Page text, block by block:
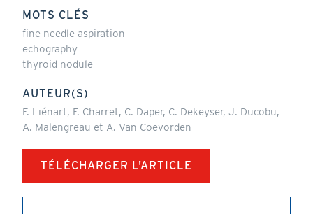
MOTS CLÉS
fine needle aspiration
echography
thyroid nodule
AUTEUR(S)
F. Liénart, F. Charret, C. Daper, C. Dekeyser, J. Ducobu,
A. Malengreau et A. Van Coevorden
TÉLÉCHARGER L'ARTICLE